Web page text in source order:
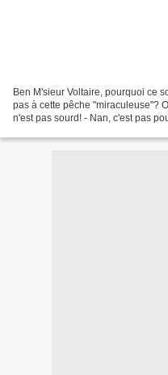
Ben M'sieur Voltaire, pourquoi ce
pas à cette pêche "miraculeuse"?
n'est pas sourd! - Nan, c'est pas